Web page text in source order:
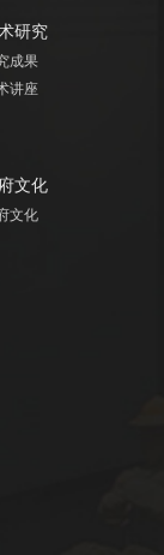
研究
成果
讲座
文化
文化